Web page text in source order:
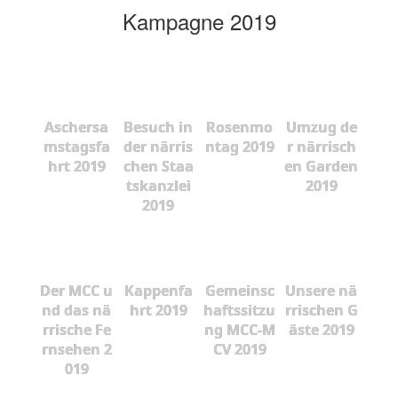
Kampagne 2019
Aschersa
mstagsfa
hrt 2019
Besuch in
der närris
chen Staa
tskanzlei
2019
Rosenmo
ntag 2019
Umzug de
r närrisch
en Garden
2019
Der MCC u
nd das nä
rrische Fe
rnsehen 2
019
Kappenfa
hrt 2019
Gemeinsc
haftssitzu
ng MCC-M
CV 2019
Unsere nä
rrischen G
äste 2019